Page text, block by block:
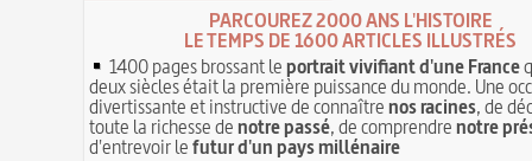
PARCOUREZ 2000 ANS L'HISTOIRE
LE TEMPS DE 1600 ARTICLES ILLUSTRÉS
1400 pages brossant leportrait vivifiant d'une France
deux siècles était la première puissance du monde. Une
divertissante et instructive de connaîtrenos racines, de
toute la richesse denotre passé, de comprendrenotre
d'entrevoir lefutur d'un pays millénaire